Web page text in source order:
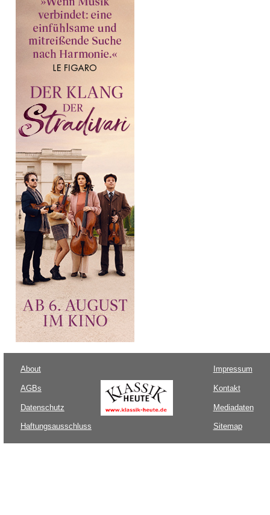
About
AGBs
Datenschutz
Haftungsausschluss
Impressum
Kontakt
Mediadaten
Sitemap